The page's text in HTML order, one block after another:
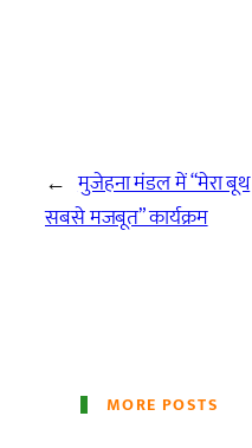
← मुजेहना मंडल में “मेरा बूथ
सबसे मजबूत” कार्यक्रम
MORE POSTS